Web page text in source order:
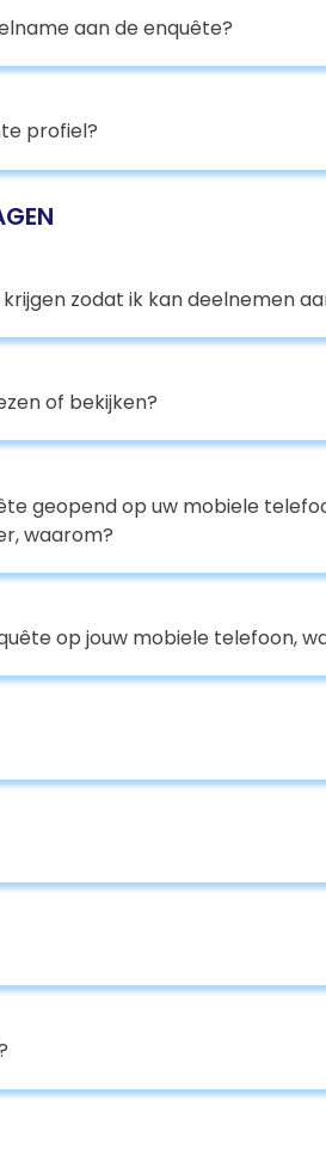
aan de enquête?
profiel?
zodat ik kan deelnemen
of bekijken?
geopend op uw mobiele
waarom?
op jouw mobiele telefoon,